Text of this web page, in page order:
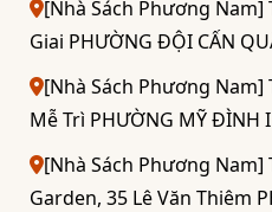
[Nhà Sách Phương Nam]
Giai PHƯỜNG ĐỘI CẤN
[Nhà Sách Phương
Mễ Trì PHƯỜNG MỸ ĐÌNH
[Nhà Sách Phương Nam]
Garden, 35 Lê Văn Thiêm